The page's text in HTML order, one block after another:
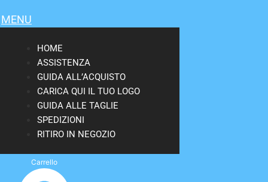
MENU
HOME
ASSISTENZA
GUIDA ALL’ACQUISTO
CARICA QUI IL TUO LOGO
GUIDA ALLE TAGLIE
SPEDIZIONI
RITIRO IN NEGOZIO
Carrello